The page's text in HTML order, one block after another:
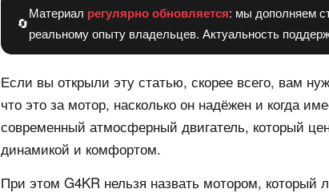
🔄
Материал регулярно обновляется: мы дополняем
реальному опыту владельцев. Актуальность
Если вы открыли эту статью, скорее всего, вам
что это за мотор, насколько он надёжен и когда
современный атмосферный двигатель, который
динамикой и комфортом.
При этом G4KR нельзя назвать мотором,